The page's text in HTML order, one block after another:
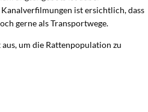
ist ersichtlich, dass
gerne als Transportwege.
um die Rattenpopulation zu